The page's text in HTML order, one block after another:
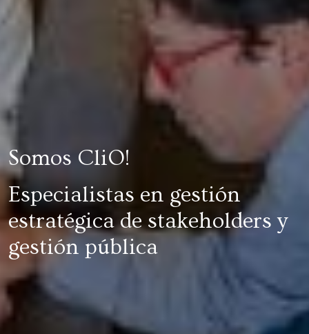
Somos CliO!
Especialistas en gestión
estratégica de stakeholders y
gestión pública